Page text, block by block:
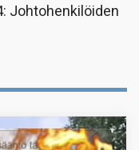
Johtohenkilöiden